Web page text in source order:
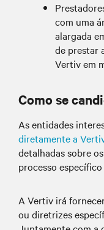
com uma
alargada
de prestar
Vertiv em
Como se
As entidades
diretamente a
detalhadas sobre
processo
A Vertiv irá
ou diretrizes